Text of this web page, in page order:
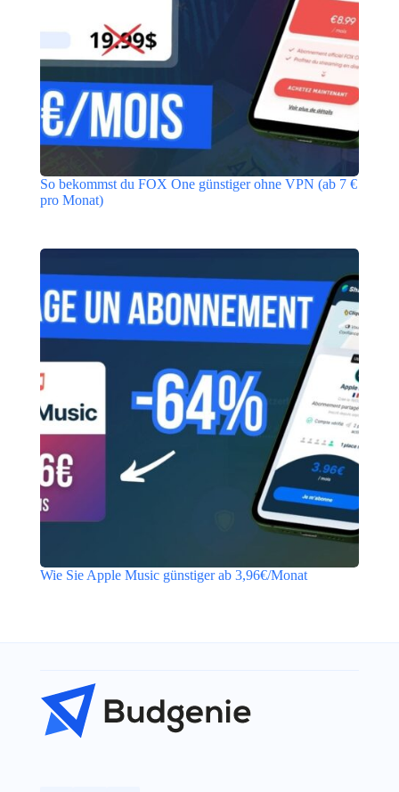
So bekommst du FOX One günstiger ohne VPN (ab 7 €
pro Monat)
Wie Sie Apple Music günstiger ab 3,96€/Monat